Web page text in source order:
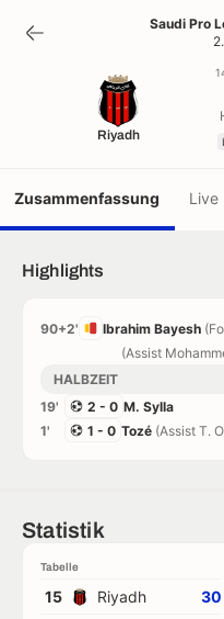
Saudi Pro
Riyadh
Zusammenfassung Live
Highlights
90+2' Ibrahim Bayesh
(Assist
HALBZEIT
19'
2 - 0 M. Sylla
1'
1 - 0 Tozé (Assist T.
Statistik
Tabelle
15 Riyadh
30